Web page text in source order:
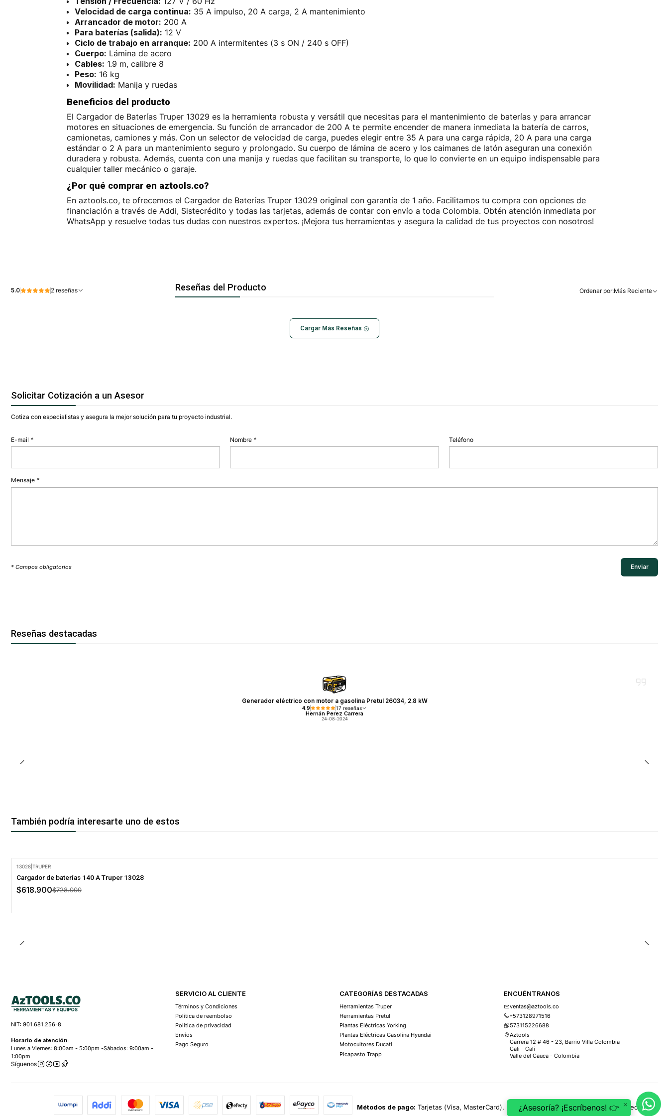
Velocidad de carga continua: 35 A impulso, 20 A carga, 2 A mantenimiento
Arrancador de motor: 200 A
Para baterías (salida): 12 V
Ciclo de trabajo en arranque: 200 A intermitentes (3 s ON / 240 s OFF)
Cuerpo: Lámina de acero
Cables: 1.9 m, calibre 8
Peso: 16 kg
Movilidad: Manija y ruedas
Beneficios del producto
El Cargador de Baterías Truper 13029 es la herramienta robusta y versátil que necesitas para el mantenimiento de baterías y para arrancar
motores en situaciones de emergencia. Su función de arrancador de 200 A te permite encender de manera inmediata la batería de carros,
camionetas, camiones y más. Con un selector de velocidad de carga, puedes elegir entre 35 A para una carga rápida, 20 A para una carga
estándar o 2 A para un mantenimiento seguro y prolongado. Su cuerpo de lámina de acero y los caimanes de latón aseguran una conexión
duradera y robusta. Además, cuenta con una manija y ruedas que facilitan su transporte, lo que lo convierte en un equipo indispensable para
cualquier taller mecánico o garaje.
¿Por qué comprar en aztools.co?
En aztools.co, te ofrecemos el Cargador de Baterías Truper 13029 original con garantía de 1 año. Facilitamos tu compra con opciones de
financiación a través de Addi, Sistecrédito y todas las tarjetas, además de contar con envío a toda Colombia. Obtén atención inmediata por
WhatsApp y resuelve todas tus dudas con nuestros expertos. ¡Mejora tus herramientas y asegura la calidad de tus proyectos con nosotros!
Reseñas del Producto
5.0 2 reseñas Ordenar por:Más Reciente
Cargar Más Reseñas
Solicitar Cotización a un Asesor
Cotiza con especialistas y asegura la mejor solución para tu proyecto industrial.
E-mail * Nombre * Teléfono
Mensaje *
* Campos obligatorios
Reseñas destacadas
Generador eléctrico con motor a gasolina Pretul 26034, 2.8 kW
4.9 17 reseñas
Hernán Perez Carrera
24-08-2024
También podría interesarte uno de estos
13028| TRUPER
Cargador de baterías 140 A Truper 13028
$618.900$728.000
NIT: 901.681.256-8
Horario de atención:
Lunes a Viernes: 8:00am - 5:00pm -Sábados: 9:00am -
1:00pm
Síguenos
SERVICIO AL CLIENTE
Términos y Condiciones
Politica de reembolso
Política de privacidad
Envíos
Pago Seguro
CATEGORÍAS DESTACADAS
Herramientas Truper
Herramientas Pretul
Plantas Eléctricas Yorking
Plantas Eléctricas Gasolina Hyundai
Motocultores Ducati
Picapasto Trapp
ENCUÉNTRANOS
ventas@aztools.co
+573128971516
573115226688
Aztools
Carrera 12 # 46 - 23, Barrio Villa Colombia
Cali - Cali
Valle del Cauca - Colombia
Métodos de pago: Tarjetas (Visa, MasterCard), PSE, ePayco, Mercado Pago, Addi y Sistecrédito.
¿Asesoría? ¡Escríbenos! 👉